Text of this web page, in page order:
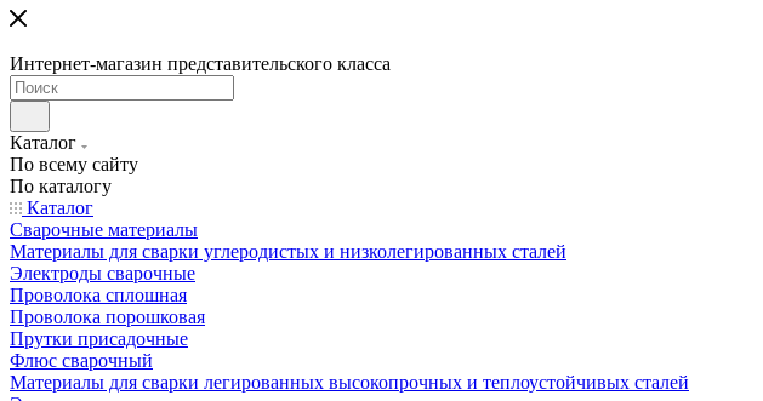
Интернет-магазин представительского класса
Каталог
По всему сайту
По каталогу
Каталог
Сварочные материалы
Материалы для сварки углеродистых и низколегированных сталей
Электроды сварочные
Проволока сплошная
Проволока порошковая
Прутки присадочные
Флюс сварочный
Материалы для сварки легированных высокопрочных и теплоустойчивых сталей